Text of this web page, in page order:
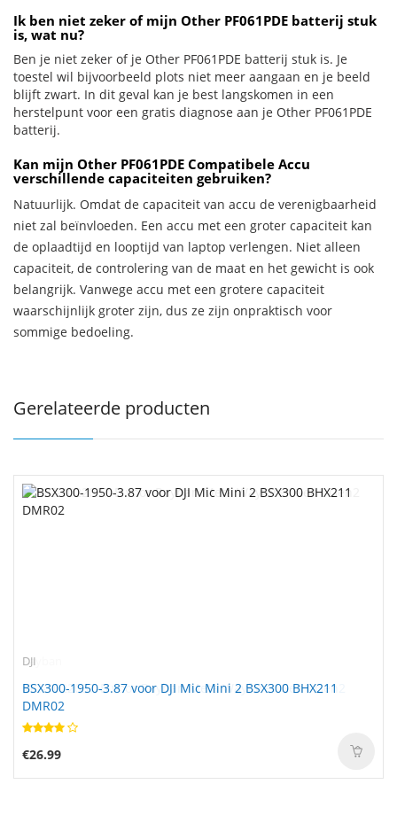
Ik ben niet zeker of mijn Other PF061PDE batterij stuk
is, wat nu?
Ben je niet zeker of je Other PF061PDE batterij stuk is. Je
toestel wil bijvoorbeeld plots niet meer aangaan en je beeld
blijft zwart. In dit geval kan je best langskomen in een
herstelpunt voor een gratis diagnose aan je Other PF061PDE
batterij.
Kan mijn Other PF061PDE Compatibele Accu
verschillende capaciteiten gebruiken?
Natuurlijk. Omdat de capaciteit van accu de verenigbaarheid
niet zal beïnvloeden. Een accu met een groter capaciteit kan
de oplaadtijd en looptijd van laptop verlengen. Niet alleen
capaciteit, de controlering van de maat en het gewicht is ook
belangrijk. Vanwege accu met een grotere capaciteit
waarschijnlijk groter zijn, dus ze zijn onpraktisch voor
sommige bedoeling.
Gerelateerde producten
DJI
BSX300-1950-3.87 voor DJI Mic Mini 2 BSX300 BHX211
DMR02
€26.99